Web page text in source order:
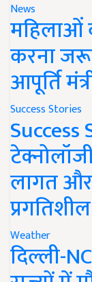
News
महिलाओं
करना
आपूर्ति
Success Stories
लागत
Weather
दिल्ली-